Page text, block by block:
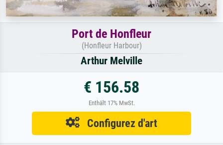
Port de Honfleur
(Honfleur Harbour)
Arthur Melville
€ 156.58
Enthält 17% MwSt.
Configurez d'art